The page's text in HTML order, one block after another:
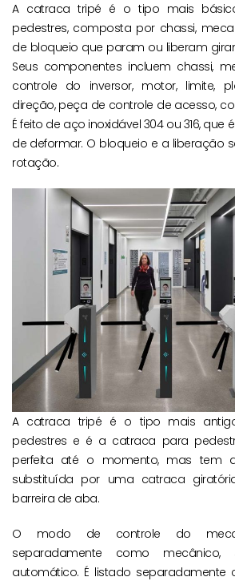
A catraca tripé é o tipo mais
pedestres, composta por chassi,
de bloqueio que param ou liberam
Seus componentes incluem chassi,
controle do inversor, motor, limite,
direção, peça de controle de acesso,
É feito de aço inoxidável 304 ou 316, que
de deformar. O bloqueio e a liberação
rotação.
A catraca tripé é o tipo mais
pedestres e é a catraca para
perfeita até o momento, mas tem
substituída por uma catraca
barreira de aba.
O modo de controle do
separadamente como mecânico,
automático. É listado separadamente